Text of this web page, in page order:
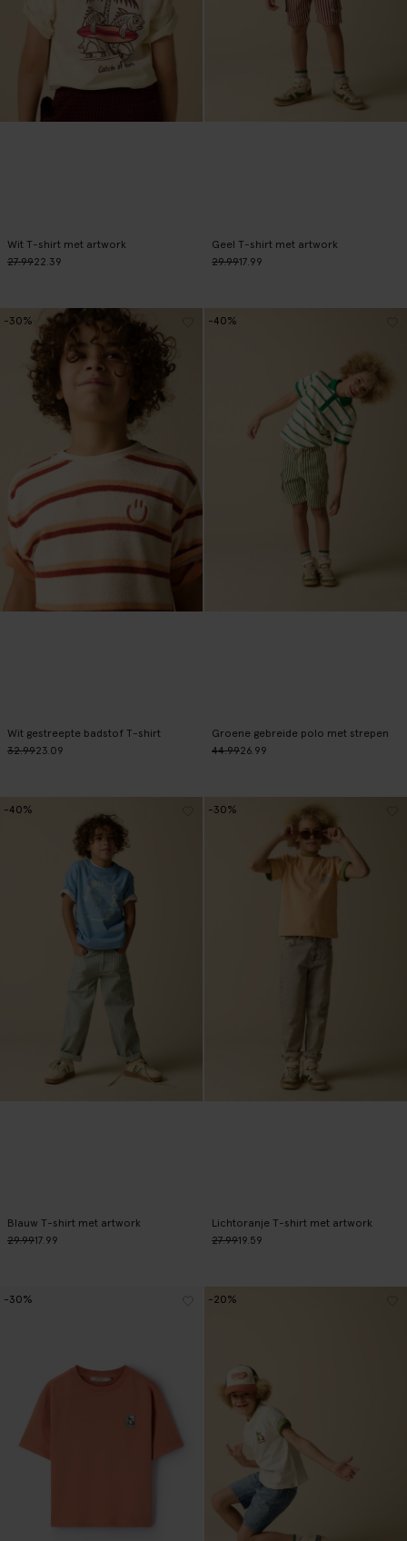
Wit T-shirt met artwork
27.9922.39
Geel T-shirt met artwork
29.9917.99
Wit gestreepte badstof T-shirt
32.9923.09
-30%
Groene gebreide polo met strepen
44.9926.99
-40%
Blauw T-shirt met artwork
29.9917.99
-40%
Lichtoranje T-shirt met artwork
27.9919.59
-30%
-30% -20%